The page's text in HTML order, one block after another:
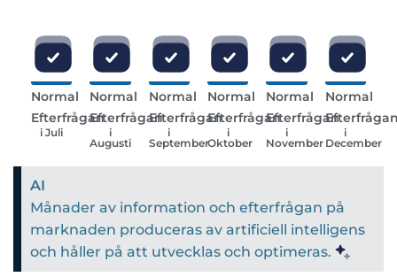
Normal
Efterfrågan
i Juli
Normal
Efterfrågan
i
Augusti
Normal
Efterfrågan
i
September
Normal
Efterfrågan
i
Oktober
Normal
Efterfrågan
i
November
Normal
i
December
AI
Månader av information och efterfrågan på
marknaden produceras av artificiell intelligens
och håller på att utvecklas och optimeras.